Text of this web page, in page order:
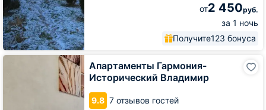
от2 450руб.
за 1 ночь
Получите123 бонуса
Апартаменты Гармония-
Исторический Владимир
9.8 7 отзывов гостей
Апартаменты